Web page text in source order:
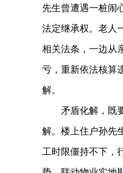
先生曾遭遇一桩闹
法定继承权。老人
相关法条，一边从
亏，重新依法核算
解。
矛盾化解，既要
解。楼上住户孙先
工时限僵持不下，